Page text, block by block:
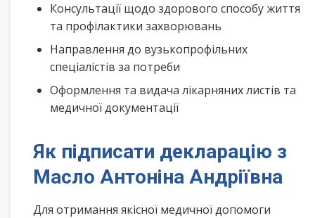
Консультації щодо здорового способу життя
та профілактики захворювань
Направлення до вузькопрофільних
спеціалістів за потреби
Оформлення та видача лікарняних листів та
медичної документації
Як підписати декларацію з
Масло Антоніна Андріївна
Для отримання якісної медичної допомоги